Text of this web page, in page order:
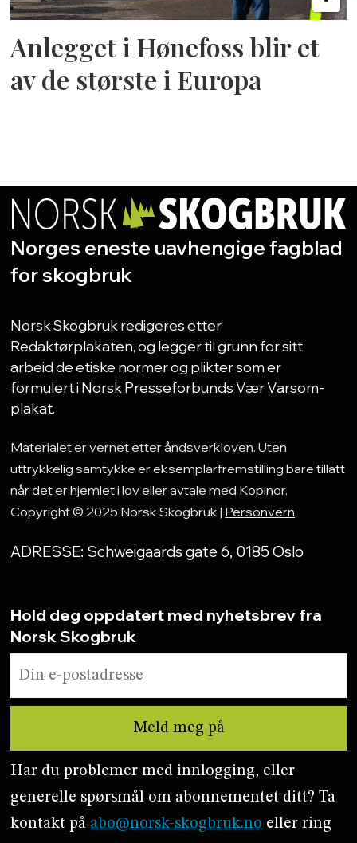
Anlegget i Hønefoss blir et
av de største i Europa
Norges eneste uavhengige fagblad
for skogbruk
Norsk Skogbruk redigeres etter
Redaktørplakaten, og legger til grunn for sitt
arbeid de etiske normer og plikter som er
formulert i Norsk Presseforbunds Vær Varsom-
plakat.
Materialet er vernet etter åndsverkloven. Uten
uttrykkelig samtykke er eksemplarfremstilling bare tillatt
når det er hjemlet i lov eller avtale med Kopinor.
Copyright © 2025 Norsk Skogbruk | Personvern
ADRESSE: Schweigaards gate 6, 0185 Oslo
Hold deg oppdatert med nyhetsbrev fra
Norsk Skogbruk
Har du problemer med innlogging, eller
generelle spørsmål om abonnementet ditt? Ta
kontakt på abo@norsk-skogbruk.no eller ring